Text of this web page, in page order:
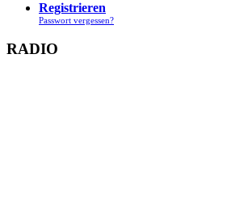
Registrieren
Passwort vergessen?
RADIO